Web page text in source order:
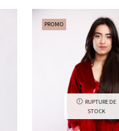
PROMO
RUPTURE DE
STOCK